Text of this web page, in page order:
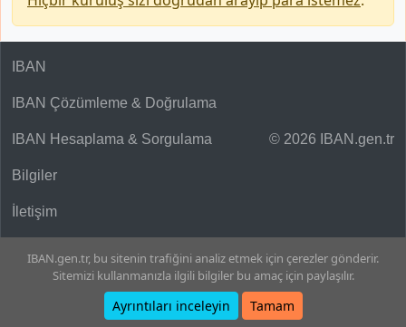
© 2026 IBAN.gen.tr
IBAN
IBAN Çözümleme & Doğrulama
IBAN Hesaplama & Sorgulama
Bilgiler
İletişim
IBAN.gen.tr, bu sitenin trafiğini analiz etmek için çerezler gönderir.
Sitemizi kullanmanızla ilgili bilgiler bu amaç için paylaşılır.
Ayrıntıları inceleyin Tamam